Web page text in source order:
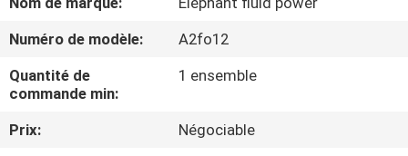
NOUS
VISITE
D'USINE
Numéro de modèle:
A2fo12
Quantité de
commande min:
1 ensemble
Prix:
Négociable